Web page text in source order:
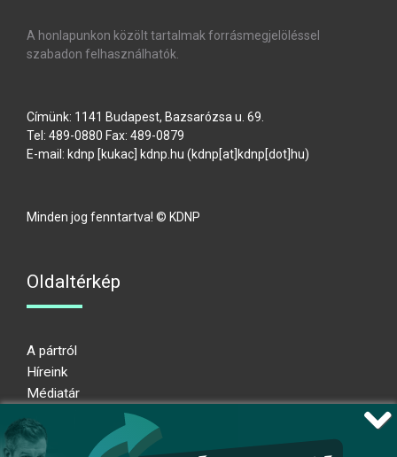
A honlapunkon közölt tartalmak forrásmegjelöléssel
szabadon felhasználhatók.
Címünk: 1141 Budapest, Bazsarózsa u. 69.
Tel: 489-0880 Fax: 489-0879
E-mail: kdnp [kukac] kdnp.hu (kdnp[at]kdnp[dot]hu)
Minden jog fenntartva! © KDNP
Oldaltérkép
A pártról
Híreink
Médiatár
Adatkezelési nyilatkozat